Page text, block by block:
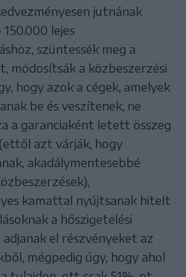
jutnának
lejes
szüntessék meg a
módosítsák a közbeszerzési
hogy azok a cégek, amelyek
be és veszítenek, ne
a garanciaként letett összeg
azt várják, hogy
akadálymentesebbé
kamattal nyújtsanak hitelt
a hőszigetelési
el részvényeket az
mégpedig úgy, hogy ahol